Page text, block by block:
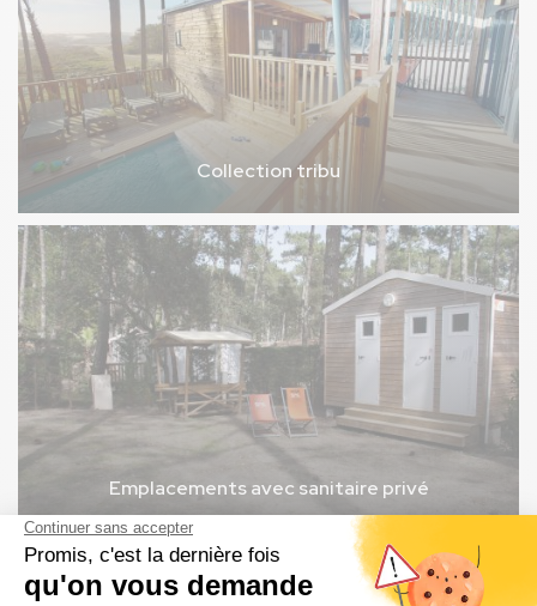
Collection tribu
Emplacements avec sanitaire privé